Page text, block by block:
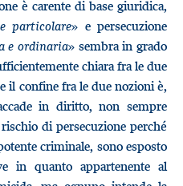
è carente di base giuridica,
particolare» e persecuzione
e ordinaria» sembra in grado
chiara fra le due
il confine fra le due nozioni è,
in diritto, non sempre
di persecuzione perché
criminale, sono esposto
in quanto appartenente al